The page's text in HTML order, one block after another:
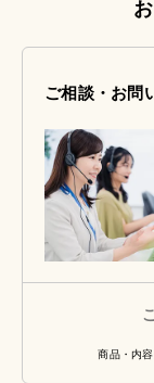
ご相談・お問
商品・内